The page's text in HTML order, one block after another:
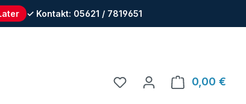
✓ Kontakt: 05621 / 7819651
Du hast 0 Produkte auf
0,00 €